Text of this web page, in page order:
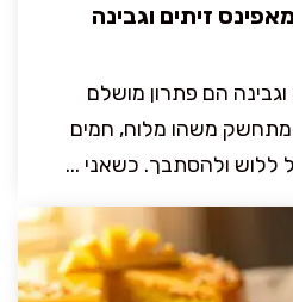
זיתים וגבינה
הם פתרון מושלם
משהו מלוח, חמים
ללוש ולהסתבך. כשאני ...